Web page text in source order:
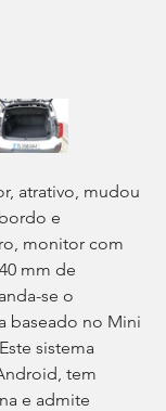
atrativo, mudou
e
monitor com
mm de
se o
baseado no Mini
sistema
tem
e admite